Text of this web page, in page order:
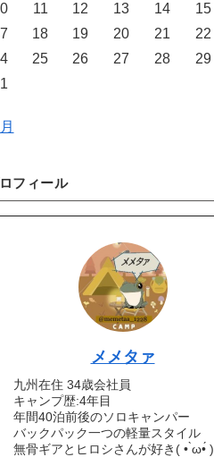
11 12 13 14 15
18 19 20 21 22
25 26 27 28 29
フィール
メメタァ
九州在住 34歳会社員
キャンプ歴:4年目
年間40泊前後のソロキャンパー
バックパック一つの軽量スタイル
無骨ギアとヒロシさんが好き( • ̀ω•́ )